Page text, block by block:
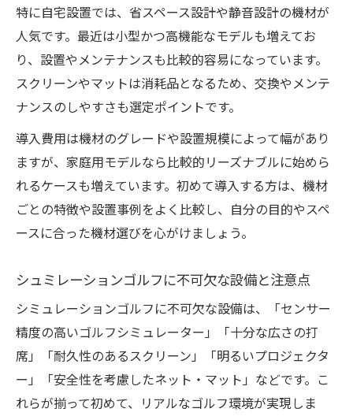
特に自宅設置では、省スペース設計や静音設計の機材が
人気です。最近は小型かつ高機能なモデルも増えてお
り、設置やメンテナンスも比較的容易になっています。
スクリーンやマットは消耗品となるため、交換やメンテ
ナンスのしやすさも選定ポイントです。
導入費用は機材のグレードや設置規模によって幅があり
ますが、家庭用モデルなら比較的リーズナブルに始めら
れるケースも増えています。初めて導入する方は、機材
ごとの特徴や設置事例をよく比較し、自分の目的やスペ
ースに合った機材選びを心がけましょう。
シュミレーションゴルフに不可欠な設備と注意点
シミュレーションゴルフに不可欠な設備は、「センサー
精度の高いゴルフシミュレーター」「十分な広さの打
席」「耐久性のあるスクリーン」「明るいプロジェクタ
ー」「安全性を考慮したネット・マット」などです。こ
れらが揃って初めて、リアルなゴルフ環境が実現しま